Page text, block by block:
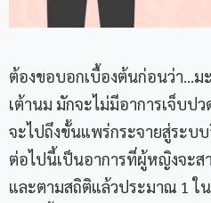
ต้องขอบอกเบื้องต้นก่อนว่า…ม
เต้านม มักจะไม่มีอาการเจ็บป
จะไปถึงขั้นแพร่กระจายสู่ระบ
ต่อไปนี้เป็นอาการที่ผู้หญิงจะส
และตามสถิติแล้วประมาณ 1 ใ